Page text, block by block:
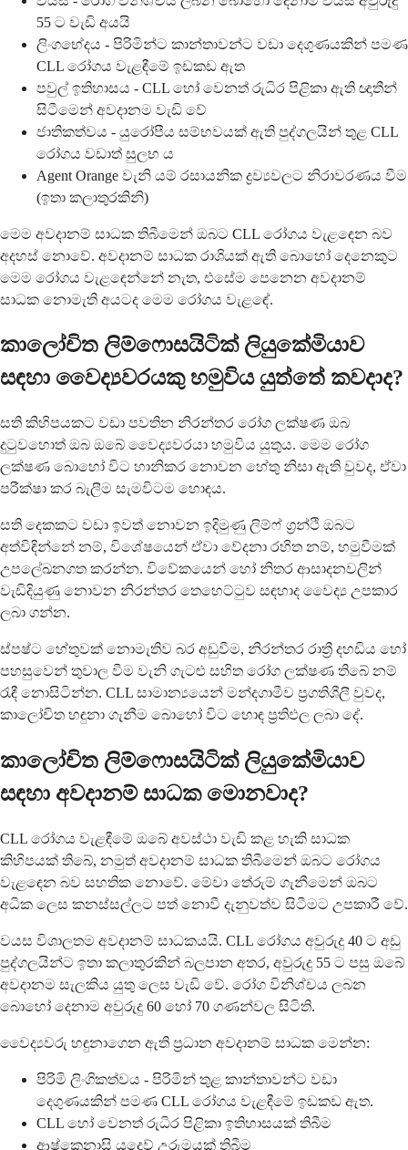
55 ට වැඩි අයයි
ලිංගභේදය - පිරිමින්ට කාන්තාවන්ට වඩා දෙගුණයකින් පමණ
CLL රෝගය වැළඳීමේ ඉඩකඩ ඇත
පවුල් ඉතිහාසය - CLL හෝ වෙනත් රුධිර පිළිකා ඇති ඥාතීන්
සිටීමෙන් අවදානම වැඩි වේ
ජාතිකත්වය - යුරෝපීය සම්භවයක් ඇති පුද්ගලයින් තුළ CLL
රෝගය වඩාත් සුලභ ය
Agent Orange වැනි යම් රසායනික ද්‍රව්‍යවලට නිරාවරණය වීම
(ඉතා කලාතුරකිනි)
මෙම අවදානම් සාධක තිබීමෙන් ඔබට CLL රෝගය වැළඳෙන බව
අදහස් නොවේ. අවදානම් සාධක රාශියක් ඇති බොහෝ දෙනෙකුට
මෙම රෝගය වැළඳෙන්නේ නැත, එසේම පෙනෙන අවදානම්
සාධක නොමැති අයටද මෙම රෝගය වැළඳේ.
කාලෝචිත ලිම්ෆොසයිටික් ලියුකේමියාව
සඳහා වෛද්‍යවරයකු හමුවිය යුත්තේ කවදාද?
සති කිහිපයකට වඩා පවතින නිරන්තර රෝග ලක්ෂණ ඔබ
දුටුවහොත් ඔබ ඔබේ වෛද්‍යවරයා හමුවිය යුතුය. මෙම රෝග
ලක්ෂණ බොහෝ විට හානිකර නොවන හේතු නිසා ඇති වුවද, ඒවා
පරීක්ෂා කර බැලීම සැමවිටම හොඳය.
සති දෙකකට වඩා ඉවත් නොවන ඉදිමුණු ලිම්ෆ් ග්‍රන්ථි ඔබට
අත්විඳින්නේ නම්, විශේෂයෙන් ඒවා වේදනා රහිත නම්, හමුවීමක්
උපලේඛනගත කරන්න. විවේකයෙන් හෝ නිතර ආසාදනවලින්
වැඩිදියුණු නොවන නිරන්තර තෙහෙට්ටුව සඳහාද වෛද්‍ය උපකාර
ලබා ගන්න.
ස්පෂ්ට හේතුවක් නොමැතිව බර අඩුවීම, නිරන්තර රාත්‍රී දහඩිය හෝ
පහසුවෙන් තුවාල වීම වැනි ගැටළු සහිත රෝග ලක්ෂණ තිබේ නම්
රැඳී නොසිටින්න. CLL සාමාන්‍යයෙන් මන්දගාමීව ප්‍රගතිශීලී වුවද,
කාලෝචිත හඳුනා ගැනීම බොහෝ විට හොඳ ප්‍රතිඵල ලබා දේ.
කාලෝචිත ලිම්ෆොසයිටික් ලියුකේමියාව
සඳහා අවදානම් සාධක මොනවාද?
CLL රෝගය වැළඳීමේ ඔබේ අවස්ථා වැඩි කළ හැකි සාධක
කිහිපයක් තිබේ, නමුත් අවදානම් සාධක තිබීමෙන් ඔබට රෝගය
වැළඳෙන බව සහතික නොවේ. මේවා තේරුම් ගැනීමෙන් ඔබට
අධික ලෙස කනස්සල්ලට පත් නොවී දැනුවත්ව සිටීමට උපකාරී වේ.
වයස විශාලතම අවදානම් සාධකයයි. CLL රෝගය අවුරුදු 40 ට අඩු
පුද්ගලයින්ට ඉතා කලාතුරකින් බලපාන අතර, අවුරුදු 55 ට පසු ඔබේ
අවදානම සැලකිය යුතු ලෙස වැඩි වේ. රෝග විනිශ්චය ලබන
බොහෝ දෙනාම අවුරුදු 60 හෝ 70 ගණන්වල සිටිති.
වෛද්‍යවරු හඳුනාගෙන ඇති ප්‍රධාන අවදානම් සාධක මෙන්න:
පිරිමි ලිංගිකත්වය - පිරිමින් තුළ කාන්තාවන්ට වඩා
දෙගුණයකින් පමණ CLL රෝගය වැළඳීමේ ඉඩකඩ ඇත.
CLL හෝ වෙනත් රුධිර පිළිකා ඉතිහාසයක් තිබීම
ආෂ්කෙනාසි යුදෙව් උරුමයක් තිබීම